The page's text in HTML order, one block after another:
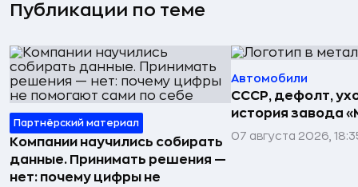
Публикации по теме
Партнёрский материал
Компании научились собирать
данные. Принимать решения —
нет: почему цифры не
Автомобили
СССР, дефолт,
история завода
07 августа 2026,